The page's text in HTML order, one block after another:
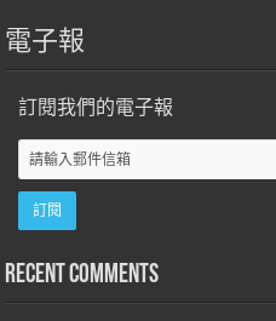
電子報
訂閱我們的電子報
Recent Comments